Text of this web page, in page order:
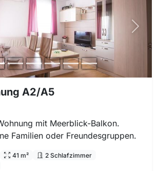
A2/A5
mit Meerblick-Balkon.
Familien oder Freundesgruppen.
41 m²
2 Schlafzimmer